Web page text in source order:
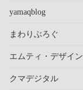
yamaqblog
まわりぶろぐ
エムティ・デザイン
クマデジタル